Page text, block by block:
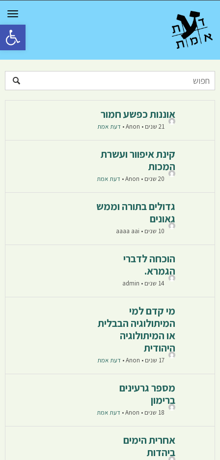
פתח
אוננות כפשע חמור
• דעת אמת
קינת איפוור ועשרת
המכות
• דעת אמת
גדולים בתורה וממש
גאונים
הוכחה לדברי
הגמרא.
מי קדם למי
המיתולוגיה הבבלית
או המיתולוגיה
היהודית
• דעת אמת
מספר גרעינים
ברימון
• דעת אמת
אחרית הימים
ביהדות